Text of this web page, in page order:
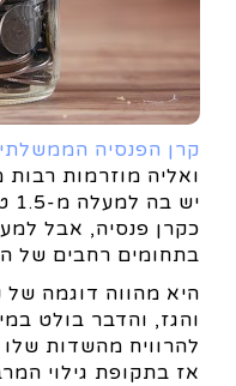
קרן הפנסיה
ואליה מוזרמות רבות
כקרן פנסיה, אבל
בתחומים רחבים של
היא מהווה דוגמה של
והגז, והדבר בולט
להרוויח מהשדות שלו
אז בתקופת גילוי